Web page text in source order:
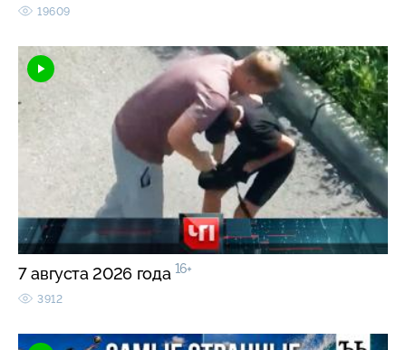
19609
7 августа 2026 года 16+
3912